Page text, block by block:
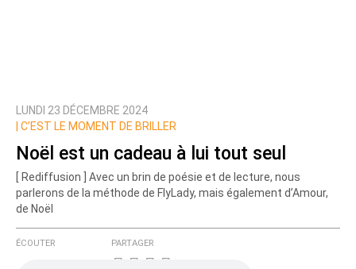
LUNDI 23 DÉCEMBRE 2024
C’EST LE MOMENT DE BRILLER
Noël est un cadeau à lui tout seul
[ Rediffusion ] Avec un brin de poésie et de lecture, nous
parlerons de la méthode de FlyLady, mais également d’Amour,
de Noël
ÉCOUTER PARTAGER